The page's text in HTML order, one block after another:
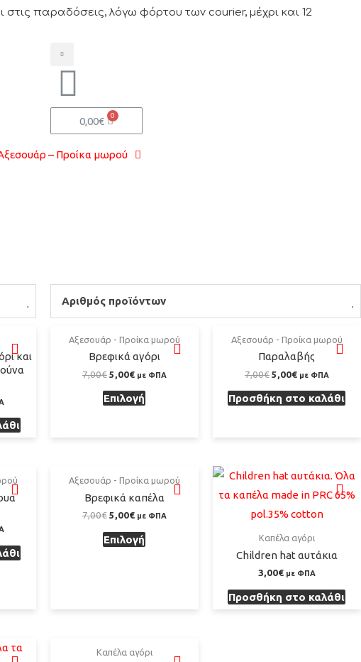
παραδόσεις, λόγω φόρτου των courier, μέχρι και 12
0,00€
– Προίκα μωρού
Αριθμός προϊόντων
και
Αξεσουάρ - Προίκα μωρού
Βρεφικά αγόρι
7,00€5,00€ με ΦΠΑ
Επιλογή
Αξεσουάρ - Προίκα μωρού
Παραλαβής
7,00€5,00€ με ΦΠΑ
Προσθήκη στο καλάθι
Αξεσουάρ - Προίκα μωρού
Βρεφικά καπέλα
7,00€5,00€ με ΦΠΑ
Επιλογή Καπέλα αγόρι
Children hat αυτάκια
3,00€ με ΦΠΑ
Προσθήκη στο καλάθι
Καπέλα αγόρι